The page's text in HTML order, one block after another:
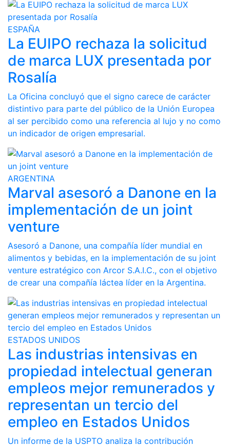
ESPAÑA
La EUIPO rechaza la solicitud
de marca LUX presentada por
Rosalía
La Oficina concluyó que el signo carece de carácter
distintivo para parte del público de la Unión Europea
al ser percibido como una referencia al lujo y no como
un indicador de origen empresarial.
ARGENTINA
Marval asesoró a Danone en la
implementación de un joint
venture
Asesoró a Danone, una compañía líder mundial en
alimentos y bebidas, en la implementación de su joint
venture estratégico con Arcor S.A.I.C., con el objetivo
de crear una compañía láctea líder en la Argentina.
ESTADOS UNIDOS
Las industrias intensivas en
propiedad intelectual generan
empleos mejor remunerados y
representan un tercio del
empleo en Estados Unidos
Un informe de la USPTO analiza la contribución